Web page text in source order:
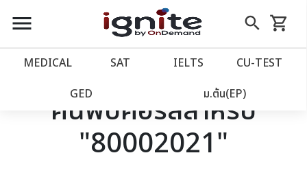
close
account_balance หน้าแรก
เว็บไซต์อิกไนท์
โปรโมชั่น
menu search
Skip
to
shopping_cart
รถเข็น
MEDICAL SAT IELTS CU‑TEST
GED ม.ต้น(EP)
ค้นพบคอร์สสำหรับ
"80002021"